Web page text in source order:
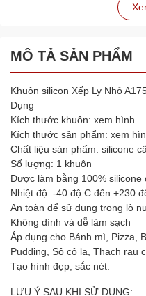
MÔ TẢ SẢN PHẨM
Khuôn silicon Xếp Ly Nhỏ
Dụng
Kích thước khuôn: xem hình
Kích thước sản phẩm: xem
Chất liệu sản phẩm: silicone
Số lượng: 1 khuôn
Được làm bằng 100% silicone
Nhiệt độ: -40 độ C đến +230
An toàn để sử dụng trong lò
Không dính và dễ làm sạch
Áp dụng cho Bánh mì, Pizza,
Pudding, Sô cô la, Thạch rau
Tạo hình đẹp, sắc nét.
LƯU Ý SAU KHI SỬ DỤNG: